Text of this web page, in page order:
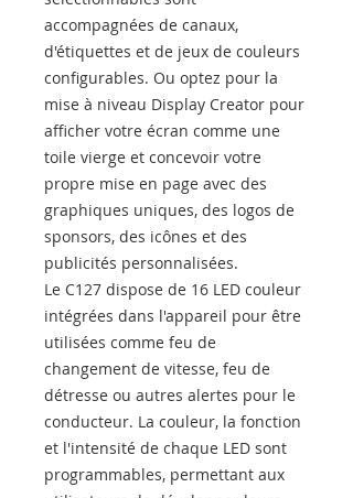
accompagnées de canaux,
d'étiquettes et de jeux de couleurs
configurables. Ou optez pour la
mise à niveau Display Creator pour
afficher votre écran comme une
toile vierge et concevoir votre
propre mise en page avec des
graphiques uniques, des logos de
sponsors, des icônes et des
publicités personnalisées.
Le C127 dispose de 16 LED couleur
intégrées dans l'appareil pour être
utilisées comme feu de
changement de vitesse, feu de
détresse ou autres alertes pour le
conducteur. La couleur, la fonction
et l'intensité de chaque LED sont
programmables, permettant aux